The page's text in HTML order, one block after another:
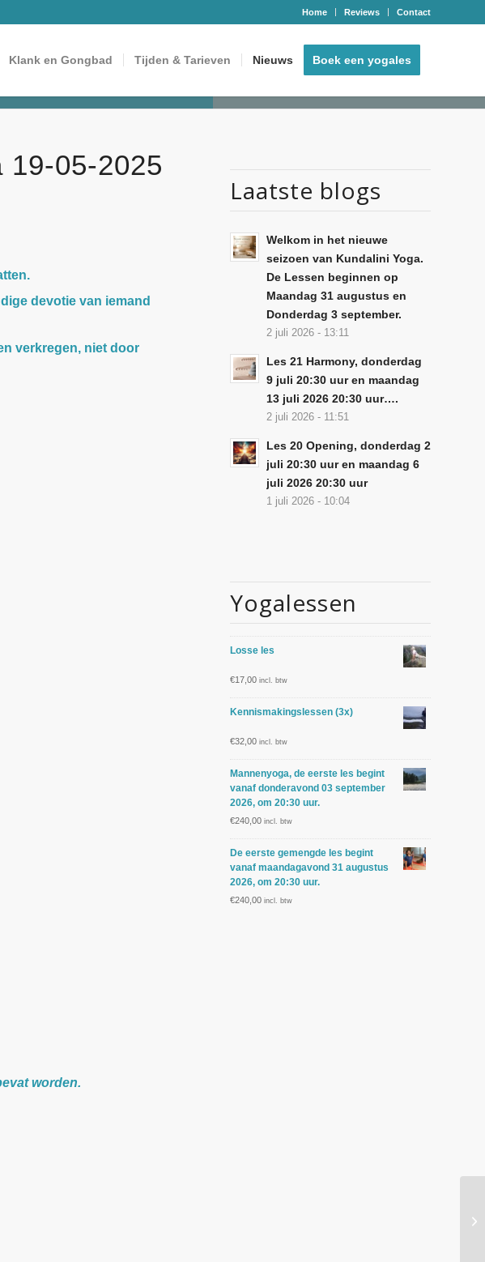
Home Reviews Contact
Klank en Gongbad Tijden & Tarieven Nieuws Boek een yogales
05-2025
devotie van iemand
verkregen, niet door
worden.
Laatste blogs
Welkom in het nieuwe
seizoen van Kundalini Yoga.
De Lessen beginnen op
Maandag 31 augustus en
Donderdag 3 september.
2 juli 2026 - 13:11
Les 21 Harmony, donderdag
9 juli 20:30 uur en maandag
13 juli 2026 20:30 uur….
2 juli 2026 - 11:51
Les 20 Opening, donderdag 2
juli 20:30 uur en maandag 6
juli 2026 20:30 uur
1 juli 2026 - 10:04
Yogalessen
Losse les
€17,00 incl. btw
Kennismakingslessen (3x)
€32,00 incl. btw
Mannenyoga, de eerste les begint
vanaf donderavond 03 september
2026, om 20:30 uur.
€240,00 incl. btw
De eerste gemengde les begint
vanaf maandagavond 31 augustus
2026, om 20:30 uur.
€240,00 incl. btw